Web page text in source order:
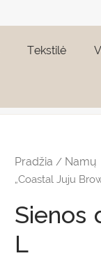
Tekstilė
Pradžia / Namų
„Coastal Juju
Sienos
L
dekoracija
"Coastal
Brown"
L